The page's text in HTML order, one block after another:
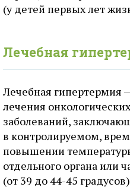
(у детей первых лет
Лечебная
Лечебная гипертермия
лечения онкологических
заболеваний,
в контролируемом,
повышении
отдельного органа или
(от 39 до 44-45